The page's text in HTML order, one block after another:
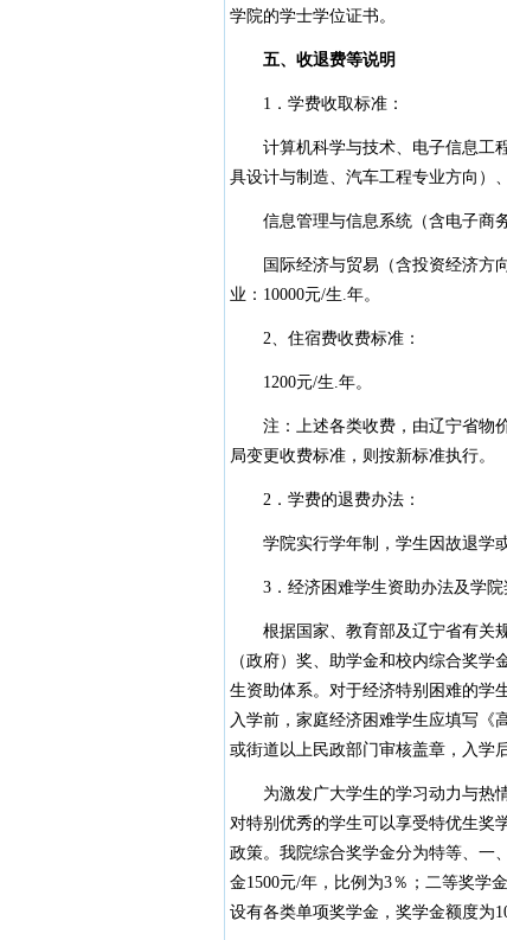
学院的学士学位证书。
五、收退费等说明
1．学费收取标准：
计算机科学与技术、电子信息工程
具设计与制造、汽车工程专业方向）
信息管理与信息系统（含电子商务
国际经济与贸易（含投资经济方向
业：10000元/生.年。
2、住宿费收费标准：
1200元/生.年。
注：上述各类收费，由辽宁省物价
局变更收费标准，则按新标准执行。
2．学费的退费办法：
学院实行学年制，学生因故退学或
3．经济困难学生资助办法及学院
根据国家、教育部及辽宁省有关规
（政府）奖、助学金和校内综合奖
生资助体系。对于经济特别困难的学
入学前，家庭经济困难学生应填写《
或街道以上民政部门审核盖章，入学
为激发广大学生的学习动力与热情
对特别优秀的学生可以享受特优生奖
政策。我院综合奖学金分为特等、一
金1500元/年，比例为3％；二等奖学
设有各类单项奖学金，奖学金额度为